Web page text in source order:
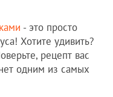
- это просто
Хотите удивить?
рецепт вас
одним из самых